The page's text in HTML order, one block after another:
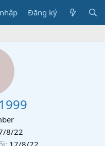
Đăng ký
8/22
17/8/22